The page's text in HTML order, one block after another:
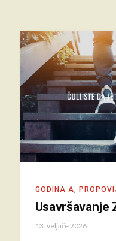
GODINA A
Usavršavanje
13. veljače 2026.